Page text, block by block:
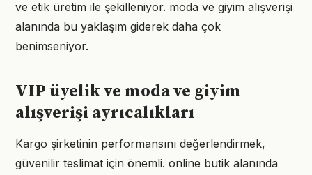
ve etik üretim ile şekilleniyor. moda ve giyim alışverişi
alanında bu yaklaşım giderek daha çok
benimseniyor.
VIP üyelik ve moda ve giyim
alışverişi ayrıcalıkları
Kargo şirketinin performansını değerlendirmek,
güvenilir teslimat için önemli. online butik alanında